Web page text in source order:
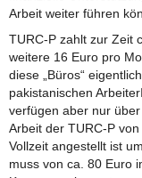
Arbeit weiter führen
TURC-P zahlt zur Zeit
weitere 16 Euro pro
diese „Büros“
pakistanischen
verfügen aber nur
Arbeit der TURC-P
Vollzeit angestellt ist
muss von ca. 80 Euro